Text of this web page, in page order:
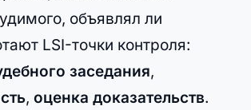
объявлял ли
LSI-точки контроля:
заседания,
, оценка доказательств.